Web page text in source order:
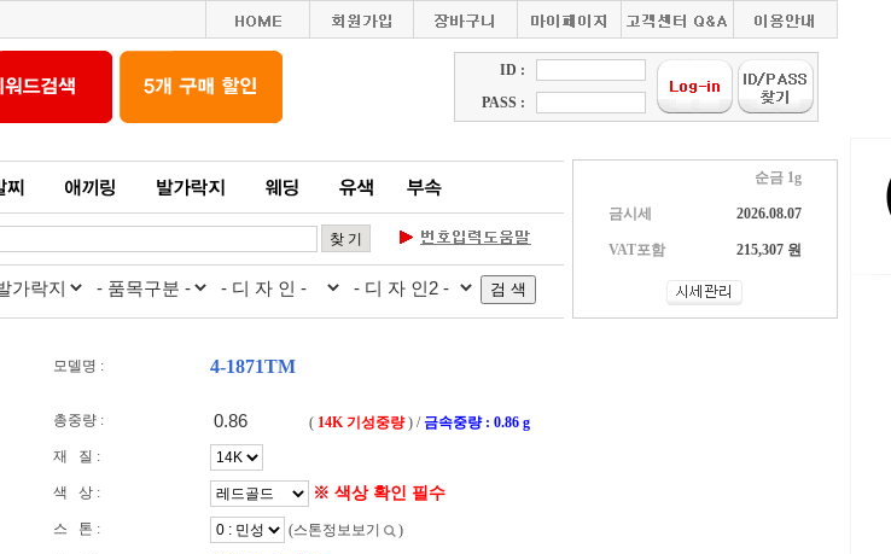
ID :
PASS :
순금 1g
금시세 2026.08.07
VAT포함 215,307 원
모델명 : 4-1871TM
총중량 : ( 14K 기성중량) /금속중량 : 0.86 g
재 질 :
색 상 : ※ 색상 확인 필수
스 톤 : (스톤정보보기 )